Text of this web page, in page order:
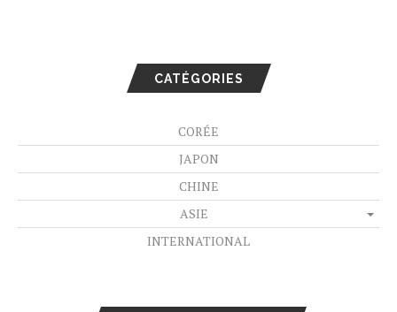
CATÉGORIES
CORÉE
JAPON
CHINE
ASIE
INTERNATIONAL